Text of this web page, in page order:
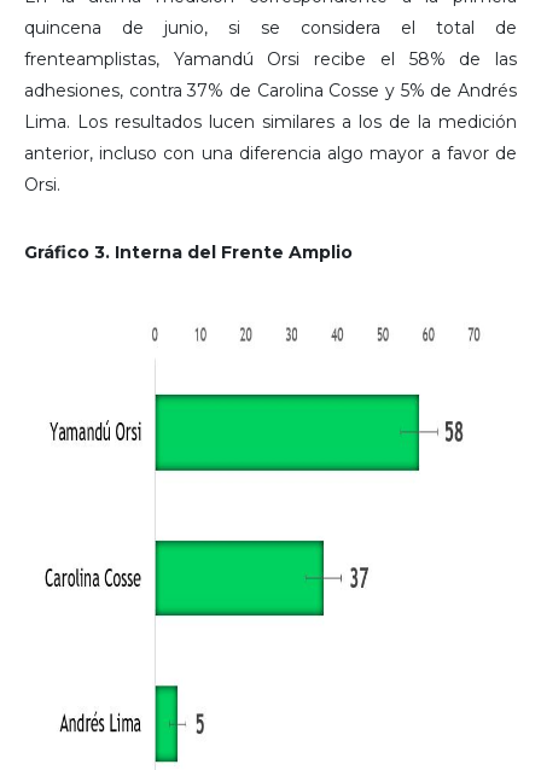
quincena de junio, si se considera el total de
frenteamplistas, Yamandú Orsi recibe el 58% de las
adhesiones, contra 37% de Carolina Cosse y 5% de Andrés
Lima. Los resultados lucen similares a los de la medición
anterior, incluso con una diferencia algo mayor a favor de
Orsi.
Gráfico 3. Interna del Frente Amplio